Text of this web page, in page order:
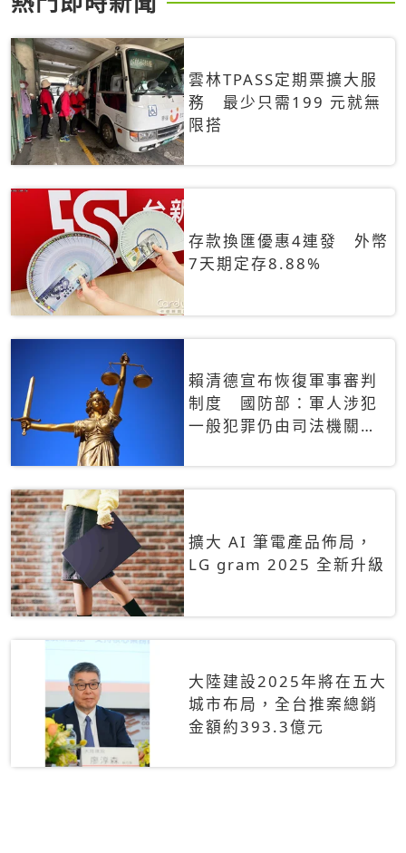
雲林TPASS定期票擴大服
務 最少只需199 元就無
限搭
存款換匯優惠4連發 外幣
7天期定存8.88%
賴清德宣布恢復軍事審判
制度 國防部：軍人涉犯
一般犯罪仍由司法機關辦
擴大 AI 筆電產品佈局，
LG gram 2025 全新升級
大陸建設2025年將在五大
城市布局，全台推案總銷
金額約393.3億元